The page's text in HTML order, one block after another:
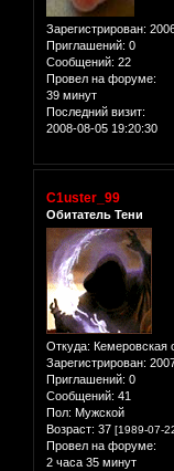
Зарегистрирован:
Приглашений: 0
Сообщений: 22
Провел на форуме:
39 минут
Последний визит:
2008-08-05 19:20:30
C1uster_99
Обитатель Тени
Откуда: Кемеровская
Зарегистрирован:
Приглашений: 0
Сообщений: 41
Пол: Мужской
Возраст: 37 [1989-07-
Провел на форуме:
2 часа 35 минут